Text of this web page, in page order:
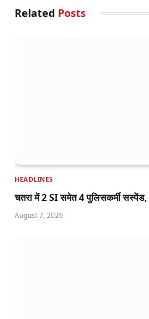
Related Posts
HEADLINES
चतरा में 2 SI समेत 4 पुलिसकर्मी सस्पेंड,
August 7, 2026